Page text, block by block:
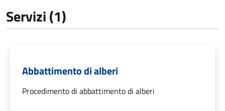
Servizi (1)
Abbattimento di alberi
Procedimento di abbattimento di alberi